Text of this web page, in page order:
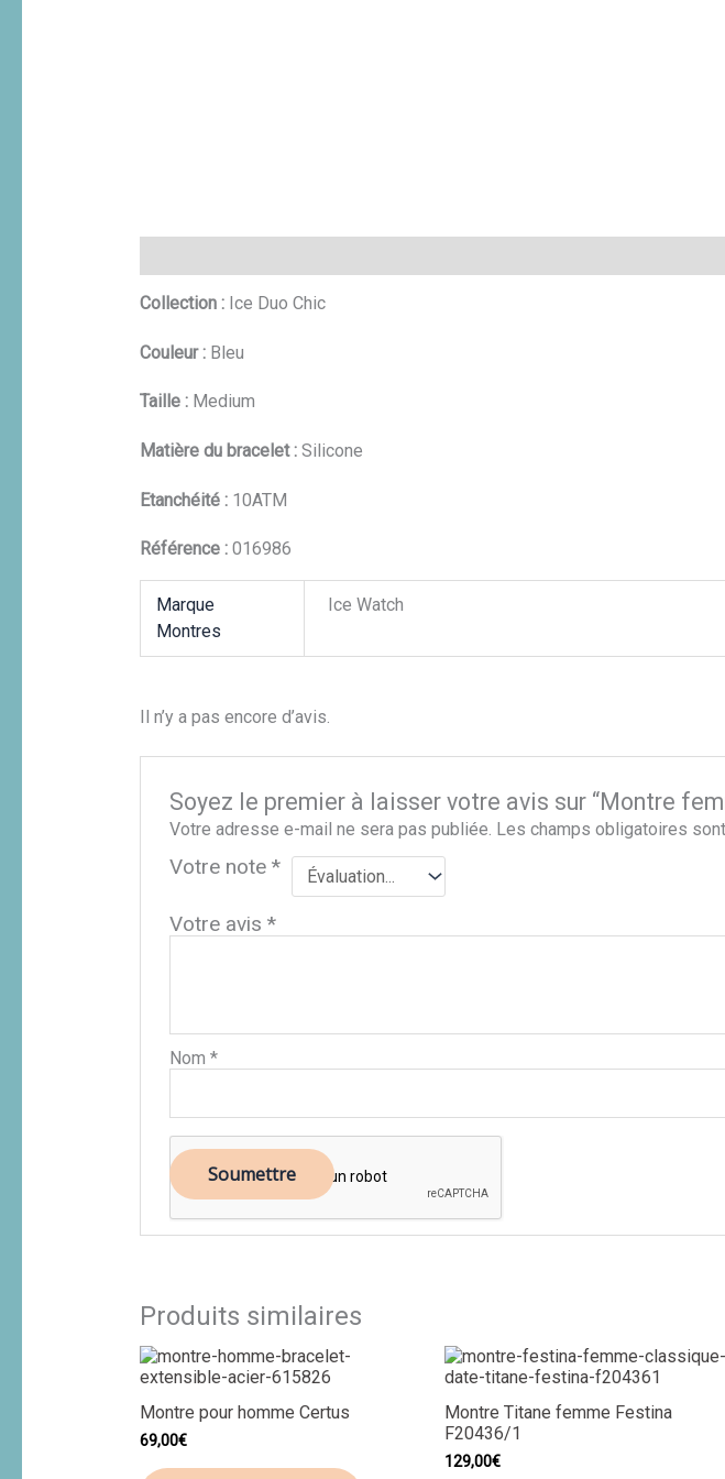
Collection : Ice Duo Chic
Couleur : Bleu
Taille : Medium
Matière du bracelet : Silicone
Etanchéité : 10ATM
Référence : 016986
Marque
Montres
Ice Watch
Il n’y a pas encore d’avis.
Soyez le premier à laisser votre avis sur “Montre
Votre adresse e-mail ne sera pas publiée. Les champs obligatoires
Votre note*
Votre avis*
Nom*
Produits similaires
Montre pour homme Certus
69,00€
Montre Titane femme Festina
F20436/1
129,00€